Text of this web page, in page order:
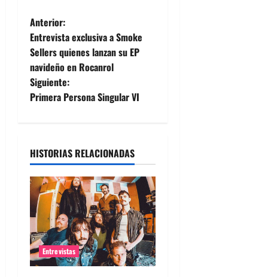
N
a
v
e
a
c
i
ó
n
Anterior:
Entrevista exclusiva a Smoke
Sellers quienes lanzan su EP
navideño en Rocanrol
Siguiente:
Primera Persona Singular VI
HISTORIAS RELACIONADAS
Entrevistas